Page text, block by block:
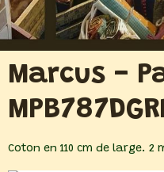
Marcus -
Coton en 110 cm de large. 2